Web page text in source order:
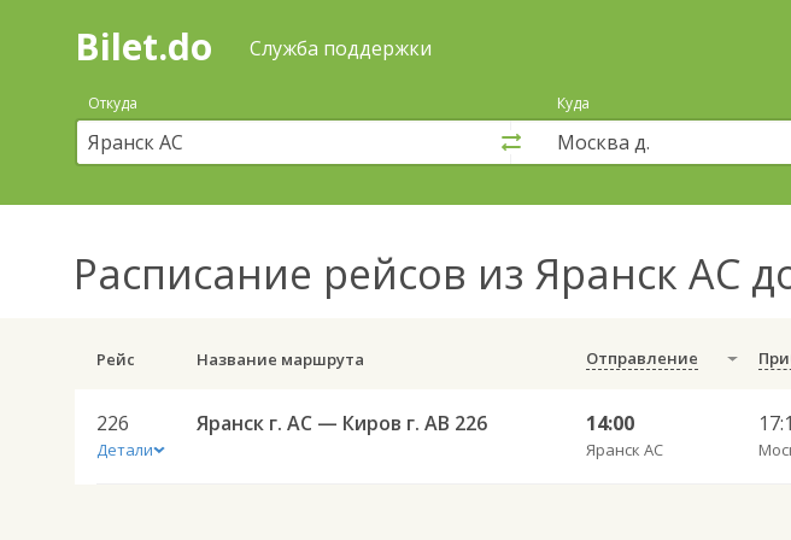
Поиск
покупка
билетов
автобус
онлайн
Bilet.do Служба поддержки
Откуда Куда
Расписание рейсов из Яранск АС
Рейс Название маршрута Отправление
226
Детали
Яранск г. АС — Киров г. АВ 226 14:00
Яранск АС